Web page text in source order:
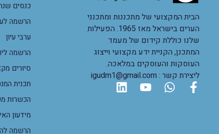
הבית המקצועי של מתכננות ומתכנני
הערים בישראל מאז 1965. הפעילות
שלנו כוללת קידום של מעמד
המתכנן, הקניית ידע מקצועי וייצוג
העוסקות והעוסקים במלאכה.
ליצירת קשר : igudm1@gmail.com
כנסים
הרשמה
ערבי עיון
הרשמה
סיורים
תכנית
הכשרות
מידעון
הרשמה